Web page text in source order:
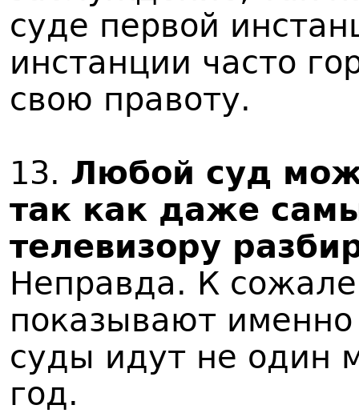
суде первой
инстанции часто
свою правоту.
13. Любой суд
так как даже
телевизору
Неправда. К
показывают
суды идут не один
год.